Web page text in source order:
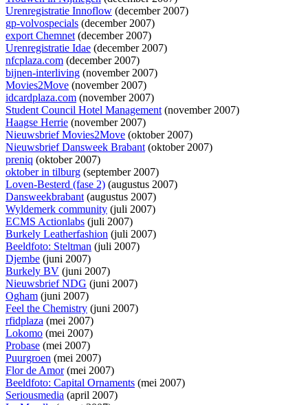
Urenregistratie Innoflow (december 2007)
gp-volvospecials (december 2007)
export Chemnet(december 2007)
Urenregistratie Idae (december 2007)
nfcplaza.com (december 2007)
bijnen-interliving (november 2007)
Movies2Move (november 2007)
idcardplaza.com (november 2007)
Student Council Hotel Management(november 2007)
Haagse Herrie (november 2007)
Nieuwsbrief Movies2Move (oktober 2007)
Nieuwsbrief Dansweek Brabant(oktober 2007)
preniq (oktober 2007)
oktober in tilburg (september 2007)
Loven-Besterd (fase 2) (augustus 2007)
Dansweekbrabant(augustus 2007)
Wyldemerk community (juli 2007)
ECMS Actionlabs (juli 2007)
Burkely Leatherfashion (juli 2007)
Beeldfoto: Steltman (juli 2007)
Djembe (juni 2007)
Burkely BV (juni 2007)
Nieuwsbrief NDG (juni 2007)
Ogham (juni 2007)
Feel the Chemistry (juni 2007)
rfidplaza (mei 2007)
Lokomo (mei 2007)
Probase (mei 2007)
Puurgroen (mei 2007)
Flor de Amor(mei 2007)
Beeldfoto: Capital Ornaments (mei 2007)
Seriousmedia (april 2007)